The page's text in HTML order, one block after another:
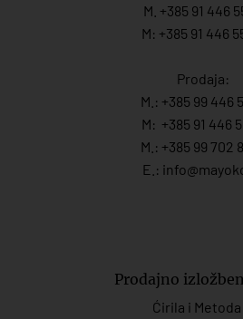
M. +385 91 446
M: +385 91 446
Prodaja:
M.: +385 99 446
M: +385 91 446
M.: +385 99 702
E.:
Prodajno
Ćirila i Metoda